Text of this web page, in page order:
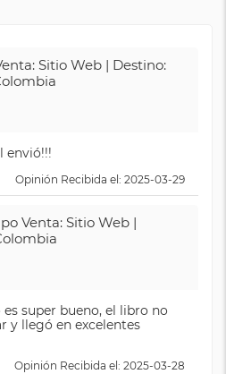
Sitio Web | Destino:
envió!!!
Opinión Recibida el: 2025-03-29
Venta: Sitio Web |
super bueno, el libro no
y llegó en excelentes
Opinión Recibida el: 2025-03-28